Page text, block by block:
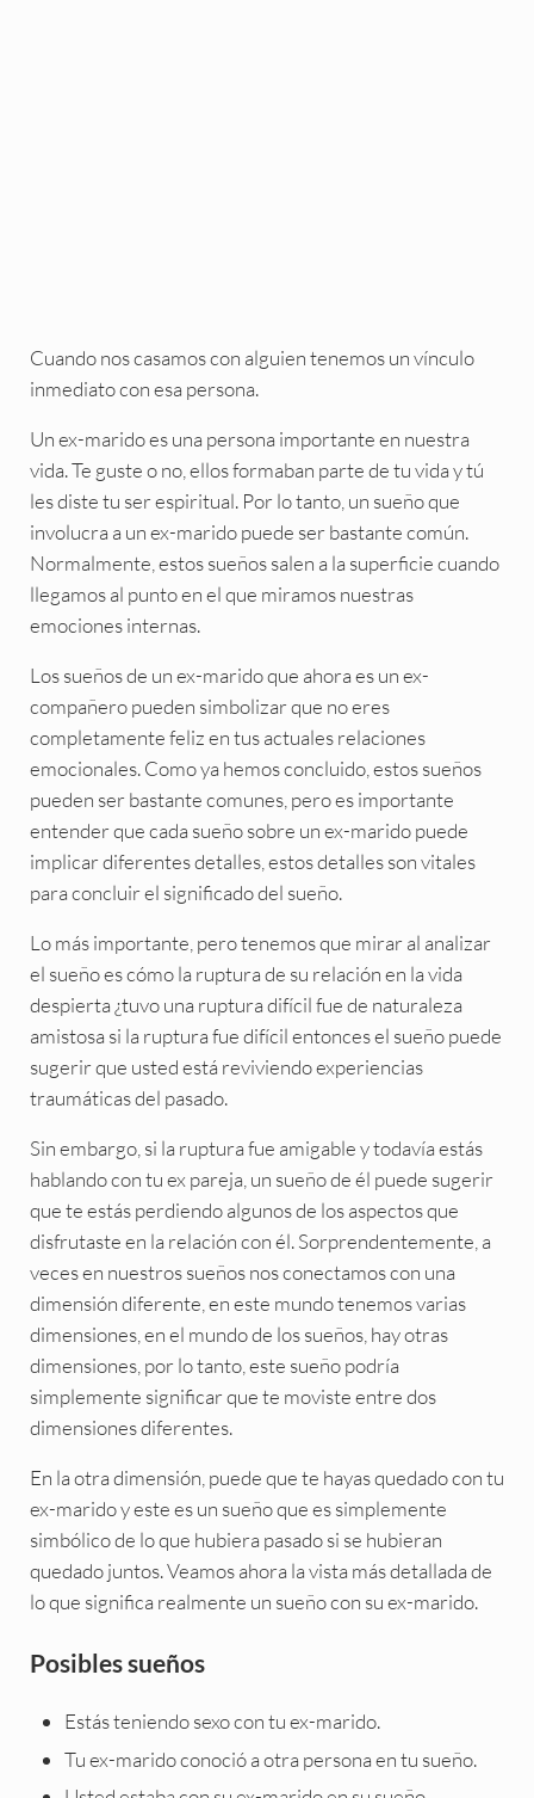
Cuando nos casamos con alguien tenemos un vínculo
inmediato con esa persona.
Un ex-marido es una persona importante en nuestra
vida. Te guste o no, ellos formaban parte de tu vida y tú
les diste tu ser espiritual. Por lo tanto, un sueño que
involucra a un ex-marido puede ser bastante común.
Normalmente, estos sueños salen a la superficie cuando
llegamos al punto en el que miramos nuestras
emociones internas.
Los sueños de un ex-marido que ahora es un ex-
compañero pueden simbolizar que no eres
completamente feliz en tus actuales relaciones
emocionales. Como ya hemos concluido, estos sueños
pueden ser bastante comunes, pero es importante
entender que cada sueño sobre un ex-marido puede
implicar diferentes detalles, estos detalles son vitales
para concluir el significado del sueño.
Lo más importante, pero tenemos que mirar al analizar
el sueño es cómo la ruptura de su relación en la vida
despierta ¿tuvo una ruptura difícil fue de naturaleza
amistosa si la ruptura fue difícil entonces el sueño puede
sugerir que usted está reviviendo experiencias
traumáticas del pasado.
Sin embargo, si la ruptura fue amigable y todavía estás
hablando con tu ex pareja, un sueño de él puede sugerir
que te estás perdiendo algunos de los aspectos que
disfrutaste en la relación con él. Sorprendentemente, a
veces en nuestros sueños nos conectamos con una
dimensión diferente, en este mundo tenemos varias
dimensiones, en el mundo de los sueños, hay otras
dimensiones, por lo tanto, este sueño podría
simplemente significar que te moviste entre dos
dimensiones diferentes.
En la otra dimensión, puede que te hayas quedado con tu
ex-marido y este es un sueño que es simplemente
simbólico de lo que hubiera pasado si se hubieran
quedado juntos. Veamos ahora la vista más detallada de
lo que significa realmente un sueño con su ex-marido.
Posibles sueños
Estás teniendo sexo con tu ex-marido.
Tu ex-marido conoció a otra persona en tu sueño.